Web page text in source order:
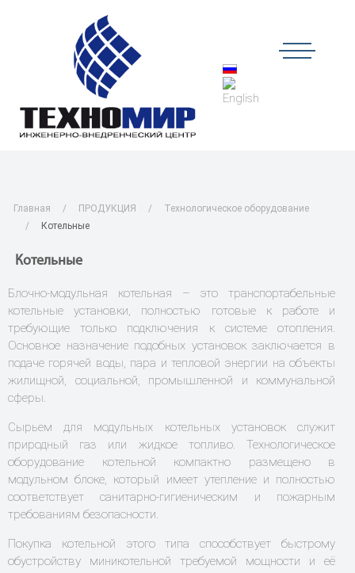
Главная ПРОДУКЦИЯ
Технологическое оборудование
Котельные
Котельные
Блочно-модульная котельная – это транспортабельные
котельные установки, полностью готовые к работе и
требующие только подключения к системе отопления.
Основное назначение подобных установок заключается в
подаче горячей воды, пара и тепловой энергии на объекты
жилищной, социальной, промышленной и коммунальной
сферы.
Сырьем для модульных котельных установок служит
природный газ или жидкое топливо. Технологическое
оборудование котельной компактно размещено в
модульном блоке, который имеет утепление и полностью
соответствует санитарно-гигиеническим и пожарным
требованиям безопасности.
Покупка котельной этого типа способствует быстрому
обустройству миникотельной требуемой мощности и её